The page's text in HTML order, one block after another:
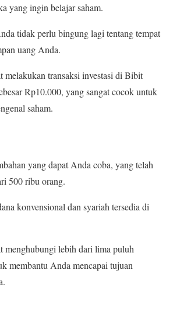
yang ingin belajar saham.
tidak perlu bingung lagi tentang tempat
uang Anda.
melakukan transaksi investasi di Bibit
Rp10.000, yang sangat cocok untuk
saham.
yang dapat Anda coba, yang telah
500 ribu orang.
konvensional dan syariah tersedia di
menghubungi lebih dari lima puluh
membantu Anda mencapai tujuan